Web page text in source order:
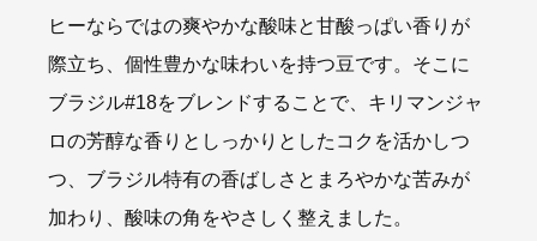
ヒーならではの爽やかな酸味と甘酸っぱい香りが
際立ち、個性豊かな味わいを持つ豆です。そこに
ブラジル#18をブレンドすることで、キリマンジャ
ロの芳醇な香りとしっかりとしたコクを活かしつ
つ、ブラジル特有の香ばしさとまろやかな苦みが
加わり、酸味の角をやさしく整えました。